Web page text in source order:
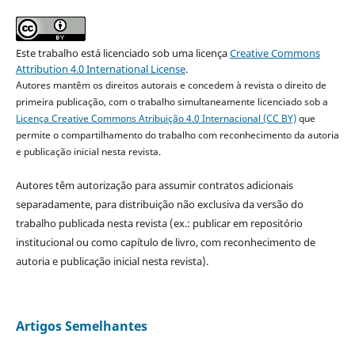
Este trabalho está licenciado sob uma licençaCreative Commons
Attribution 4.0 International License.
Autores mantêm os direitos autorais e concedem à revista o direito de
primeira publicação, com o trabalho simultaneamente licenciado sob a
Licença Creative Commons Atribuição 4.0 Internacional (CC BY)que
permite o compartilhamento do trabalho com reconhecimento da autoria
e publicação inicial nesta revista.
Autores têm autorização para assumir contratos adicionais
separadamente, para distribuição não exclusiva da versão do
trabalho publicada nesta revista (ex.: publicar em repositório
institucional ou como capítulo de livro, com reconhecimento de
autoria e publicação inicial nesta revista).
Artigos Semelhantes